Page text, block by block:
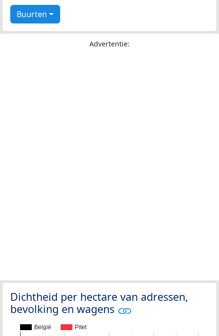
Buurten
Advertentie:
Dichtheid per hectare van adressen,
bevolking en wagens
België Pitet